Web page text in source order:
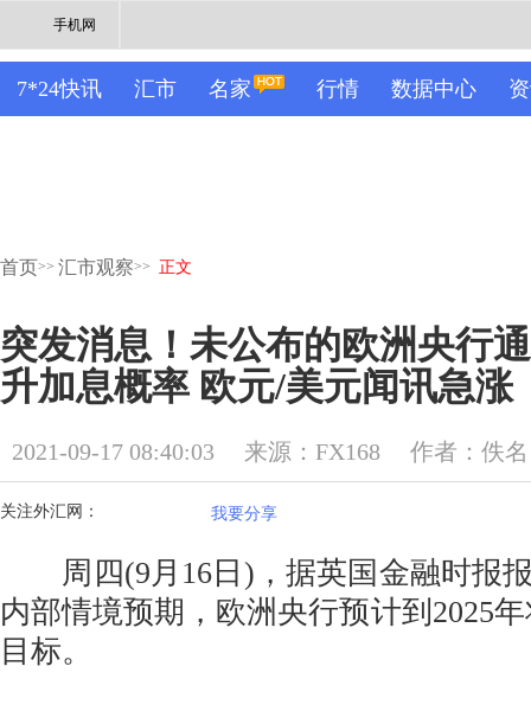
手机网
7*24快讯 汇市 名家 行情 数据中心
首页>> 汇市观察>> 正文
突发消息！未公布的欧洲央行
升加息概率 欧元/美元闻讯急涨
2021-09-17 08:40:03 来源：FX168 作者：佚名
关注外汇网： 我要分享
周四(9月16日)，据英国金融时报
内部情境预期，欧洲央行预计到2025
目标。